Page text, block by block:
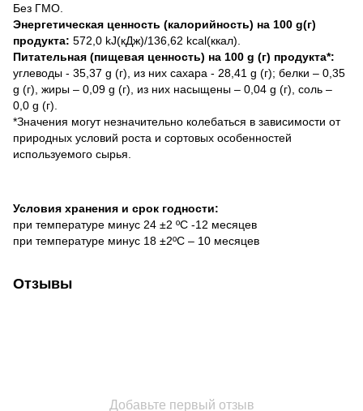
Без ГМО.
Энергетическая ценность (калорийность) на 100 g(г)
продукта: 572,0 kJ(кДж)/136,62 kcal(ккал).
Питательная (пищевая ценность) на 100 g (г) продукта*:
углеводы - 35,37 g (г), из них сахара - 28,41 g (г); белки – 0,35
g (г), жиры – 0,09 g (г), из них насыщены – 0,04 g (г), соль –
0,0 g (г).
*Значения могут незначительно колебаться в зависимости от
природных условий роста и сортовых особенностей
используемого сырья.
Условия хранения и срок годности:
при температуре минус 24 ±2 ºС -12 месяцев
при температуре минус 18 ±2ºС – 10 месяцев
Отзывы
Добавьте первый отзыв